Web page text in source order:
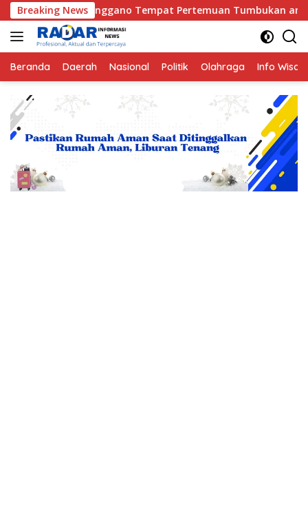
Langsung
ke
konten
Breaking News
Tempat Pertemuan Tumbukan antara Lempeng
Beranda Daerah Nasional Politik Olahraga Info